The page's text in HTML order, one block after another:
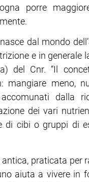
porre
dal mondo
e in generale
del Cnr. “Il
mangiare meno,
dalla
dei vari
di cibi o gruppi di
antica, praticata
aiuta a vivere